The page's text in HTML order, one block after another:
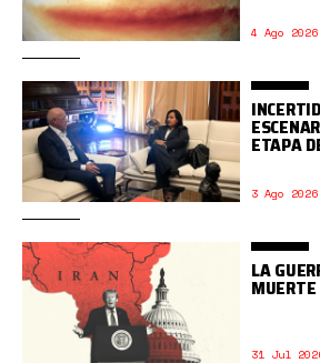
4 Ago 2026
ETAPA
3 Ago 2026
LA
MUERTE
31 Jul